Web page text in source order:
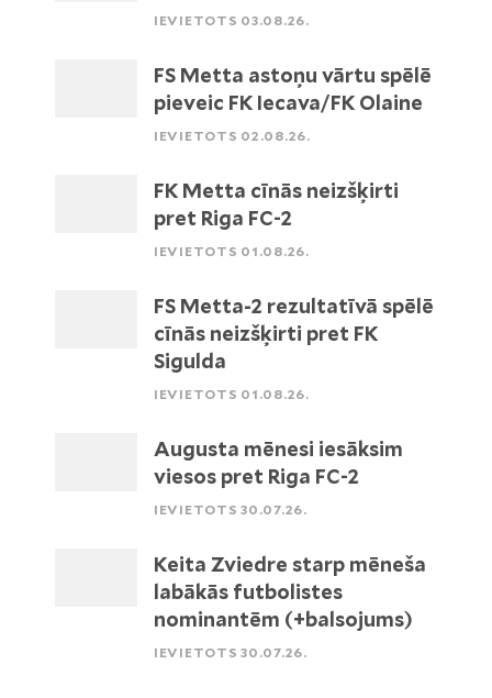
IEVIETOTS 03.08.26.
FS Metta astoņu vārtu spēlē
pieveic FK Iecava/FK Olaine
IEVIETOTS 02.08.26.
FK Metta cīnās neizšķirti
pret Riga FC-2
IEVIETOTS 01.08.26.
FS Metta-2 rezultatīvā spēlē
cīnās neizšķirti pret FK
Sigulda
IEVIETOTS 01.08.26.
Augusta mēnesi iesāksim
viesos pret Riga FC-2
IEVIETOTS 30.07.26.
Keita Zviedre starp mēneša
labākās futbolistes
nominantēm (+balsojums)
IEVIETOTS 30.07.26.